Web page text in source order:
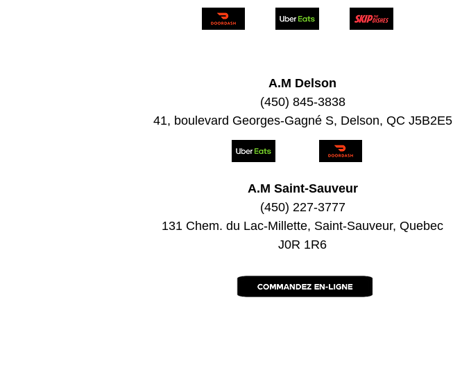
A.M Delson
(450) 845-3838
41, boulevard Georges-Gagné S, Delson, QC J5B2E5
A.M Saint-Sauveur
(450) 227-3777
131 Chem. du Lac-Millette, Saint-Sauveur, Quebec
J0R 1R6